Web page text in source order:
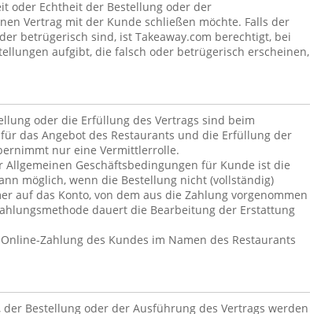
oder Echtheit der Bestellung oder der
Vertrag mit der Kunde schließen möchte. Falls der
betrügerisch sind, ist Takeaway.com berechtigt, bei
aufgibt, die falsch oder betrügerisch erscheinen,
oder die Erfüllung des Vertrags sind beim
das Angebot des Restaurants und die Erfüllung der
nur eine Vermittlerrolle.
Geschäftsbedingungen für Kunde ist die
möglich, wenn die Bestellung nicht (vollständig)
auf das Konto, von dem aus die Zahlung vorgenommen
dauert die Bearbeitung der Erstattung
Zahlung des Kundes im Namen des Restaurants
Bestellung oder der Ausführung des Vertrags werden